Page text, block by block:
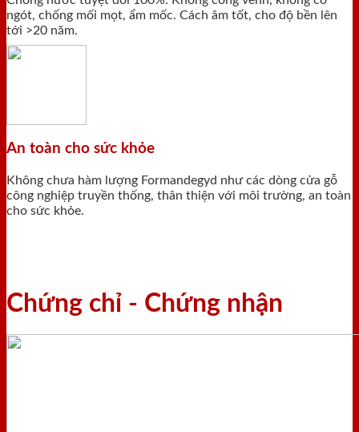
ngót, chống mối mọt, ẩm mốc. Cách âm tốt, cho độ bền lên
tới >20 năm.
An toàn cho sức khỏe
Không chưa hàm lượng Formandegyd như các dòng cửa gỗ
công nghiệp truyền thống, thân thiện với môi trường, an toàn
cho sức khỏe.
Chứng chỉ - Chứng nhận